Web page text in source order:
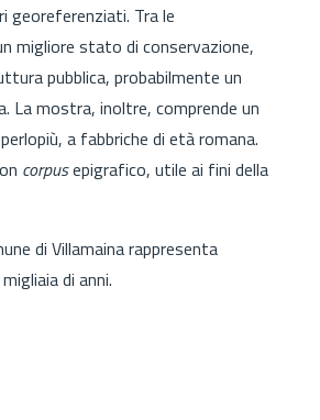
georeferenziati. Tra le
migliore stato di conservazione,
pubblica, probabilmente un
mostra, inoltre, comprende un
a fabbriche di età romana.
corpusepigrafico, utile ai fini della
di Villamaina rappresenta
di anni.